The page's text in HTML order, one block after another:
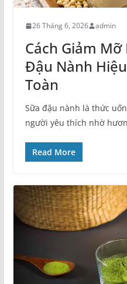
26 Tháng 6, 2026 admin
Cách Giảm Mỡ
Đậu Nành
Toàn
Sữa đậu nành là thức
người yêu thích nhờ
Read More